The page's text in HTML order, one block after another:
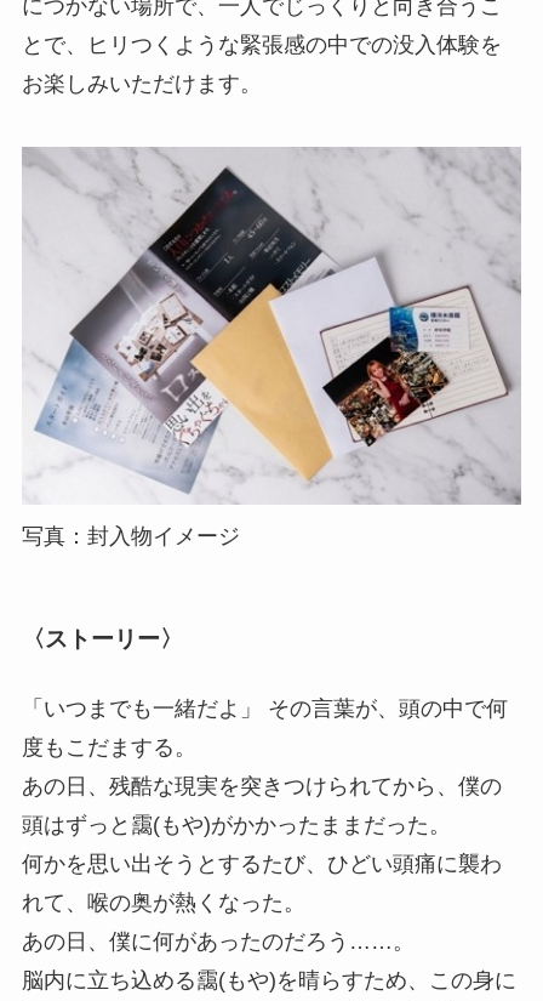
につかない場所で、⼀⼈でじっくりと向き合うこ
とで、ヒリつくような緊張感の中での没⼊体験を
お楽しみいただけます。
写真：封⼊物イメージ
〈ストーリー〉
「いつまでも⼀緒だよ」 その⾔葉が、頭の中で何
度もこだまする。
あの⽇、残酷な現実を突きつけられてから、僕の
頭はずっと靄(もや)がかかったままだった。
何かを思い出そうとするたび、ひどい頭痛に襲わ
れて、喉の奥が熱くなった。
あの⽇、僕に何があったのだろう……。
脳内に⽴ち込める靄(もや)を晴らすため、この⾝に